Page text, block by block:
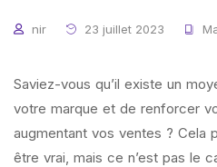
nir 23 juillet 2023
Saviez-vous qu’il existe un
votre marque et de renforcer
augmentant vos ventes ? Cela
être vrai, mais ce n’est pas le